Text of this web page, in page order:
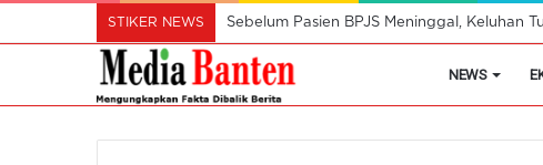
STIKER NEWS Sebelum Pasien BPJS Meninggal, Keluhan
NEWS